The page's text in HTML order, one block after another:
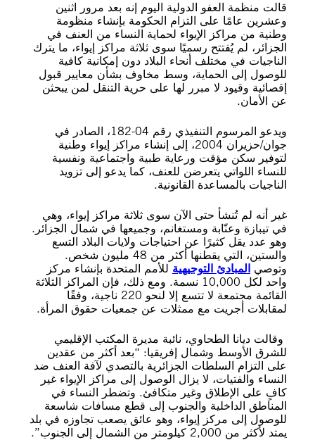
قالت منظمة العفو الدولية اليوم إنه بعد مرور اثنين
وعشرين عامًا على التزام الحكومة بإنشاء منظومة
وطنية من مراكز الإيواء لحماية النساء من العنف في
الجزائر، لم يُفتتح رسميًا سوى ثلاثة مراكز إيواء، ما يترك
الناجيات في مختلف أنحاء البلاد دون إمكانية كافية
للوصول إلى الحماية، وسط مخاوف بشأن معايير قبول
إقصائية وقيود لا مبرر لها على حرية التنقل لمن يبحثن
عن الأمان.
ويدعو المرسوم التنفيذي رقم 04-182، الصادر في
جوان/حزيران 2004، إلى إنشاء مراكز إيواء وطنية
لتوفير سكن مؤقت ورعاية طبية واجتماعية ونفسية
للنساء اللواتي يتعرضن للعنف، كما يدعو إلى تزويد
الناجيات بالمساعدة القانونية.
غير أنه لم تُنشأ حتى الآن سوى ثلاثة مراكز إيواء، وهي
في تيبازة وعنّابة ومستغانم، وجميعها في شمال الجزائر.
وهو عدد يقل كثيرًا عن احتياجات ولايات البلاد التسع
والستين، التي يقطنها أكثر من 48 مليون شخص.
وتوصي المبادئ التوجيهية للأمم المتحدة بإنشاء مركز
واحد لكل 10,000 نسمة. ومع ذلك، فإن المراكز الثلاثة
القائمة مجتمعة لا تتسع إلا لنحو 220 ناجية، وفقًا
لمقابلات أجريت مع ممثلات عن جمعيات حقوق المرأة.
وقالت ديانا الطحاوي، نائبة مديرة المكتب الإقليمي
للشرق الأوسط وشمال إفريقيا: “بعد أكثر من عقدين
على التزام السلطات الجزائرية بالتصدي لآفة العنف ضد
النساء والفتيات، لا يزال الوصول إلى مراكز الإيواء غير
كافٍ على الإطلاق وغير متكافئ. وتضطر النساء في
المناطق الداخلية والجنوب إلى قطع مسافات شاسعة
للوصول إلى مركز إيواء، وهو عائق يصعب تجاوزه في بلد
يمتد لأكثر من 2,000 كيلومتر من الشمال إلى الجنوب”.